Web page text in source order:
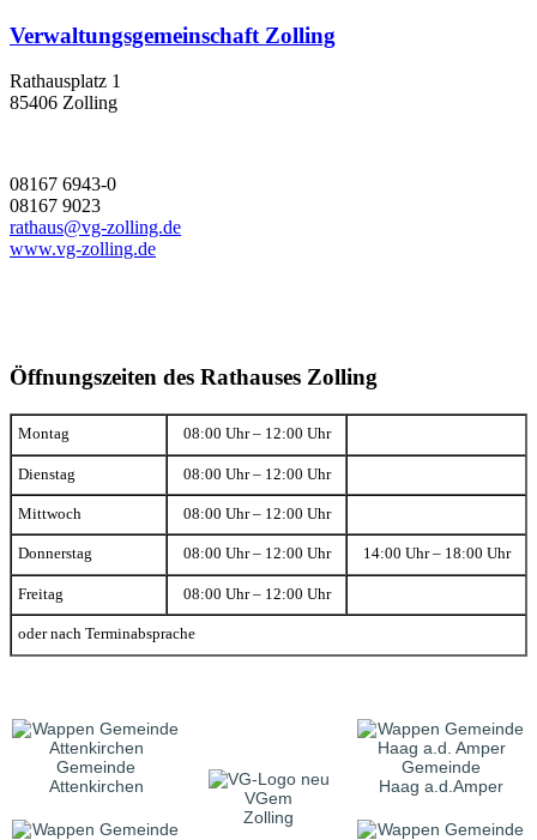
Verwaltungsgemeinschaft Zolling
Rathausplatz 1
85406 Zolling
08167 6943-0
08167 9023
rathaus@vg-zolling.de
www.vg-zolling.de
Öffnungszeiten des Rathauses Zolling
Montag 08:00 Uhr – 12:00 Uhr
Dienstag 08:00 Uhr – 12:00 Uhr
Mittwoch 08:00 Uhr – 12:00 Uhr
Donnerstag 08:00 Uhr – 12:00 Uhr 14:00 Uhr – 18:00 Uhr
Freitag 08:00 Uhr – 12:00 Uhr
oder nach Terminabsprache
Gemeinde
Attenkirchen
VGem
Zolling
Gemeinde
Haag a.d.Amper